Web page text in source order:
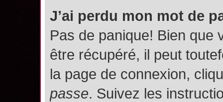
J’ai perdu mon mot de
Pas de panique! Bien que
être récupéré, il peut
la page de connexion,
passe. Suivez les